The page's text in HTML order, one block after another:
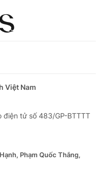
Việt Nam
điện tử số 483/GP-BTTTT
Phạm Quốc Thắng,